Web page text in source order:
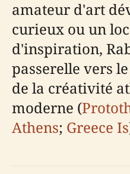
amateur d'art
curieux ou un
d'inspiration,
passerelle vers
de la créativité
moderne (
Athens; Greece Is